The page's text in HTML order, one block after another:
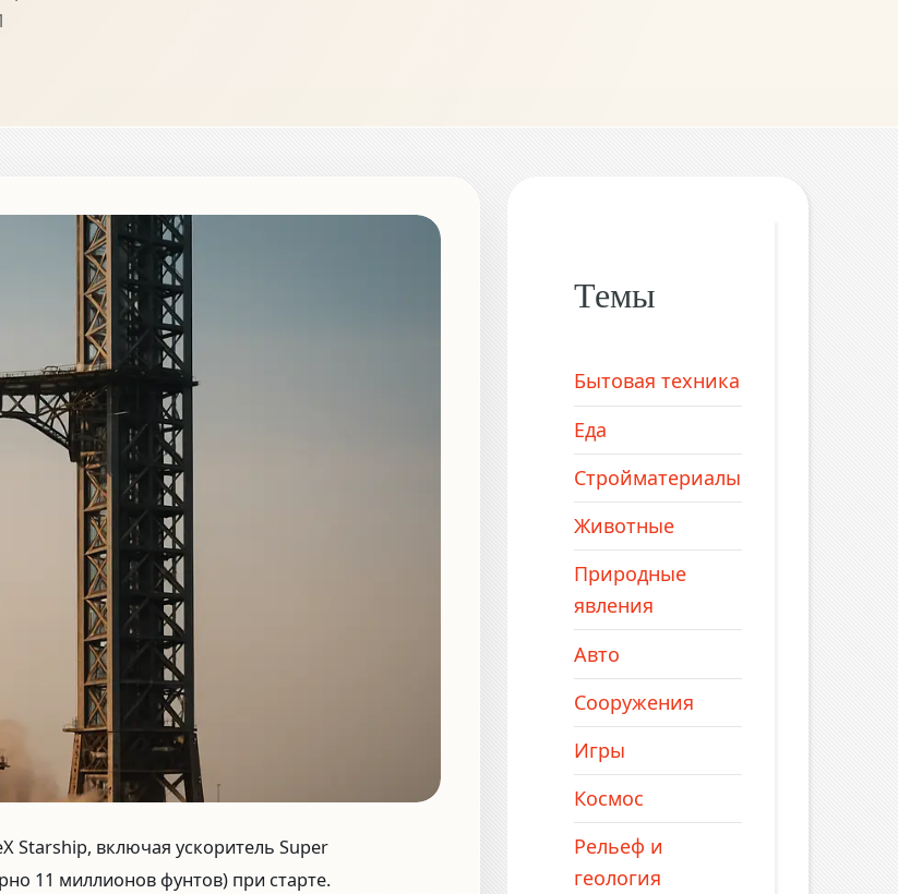
Starship, включая ускоритель Super
11 миллионов фунтов) при старте.
Темы
Бытовая техника
Еда
Стройматериалы
Животные
Природные
явления
Авто
Сооружения
Игры
Космос
Рельеф и
геология